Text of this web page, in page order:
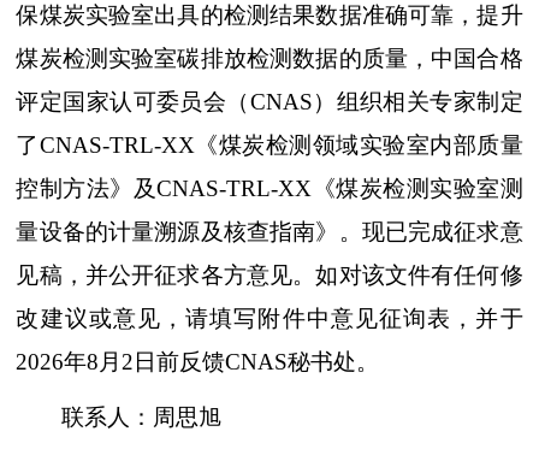
保煤炭实验室出具的检测结果数据准确可靠，提升
煤炭检测实验室碳排放检测数据的质量，中国合格
评定国家认可委员会（CNAS）组织相关专家制定
了CNAS-TRL-XX《煤炭检测领域实验室内部质量
控制方法》及CNAS-TRL-XX《煤炭检测实验室测
量设备的计量溯源及核查指南》。现已完成征求意
见稿，并公开征求各方意见。如对该文件有任何修
改建议或意见，请填写附件中意见征询表，并于
2026年8月2日前反馈CNAS秘书处。
联系人：周思旭